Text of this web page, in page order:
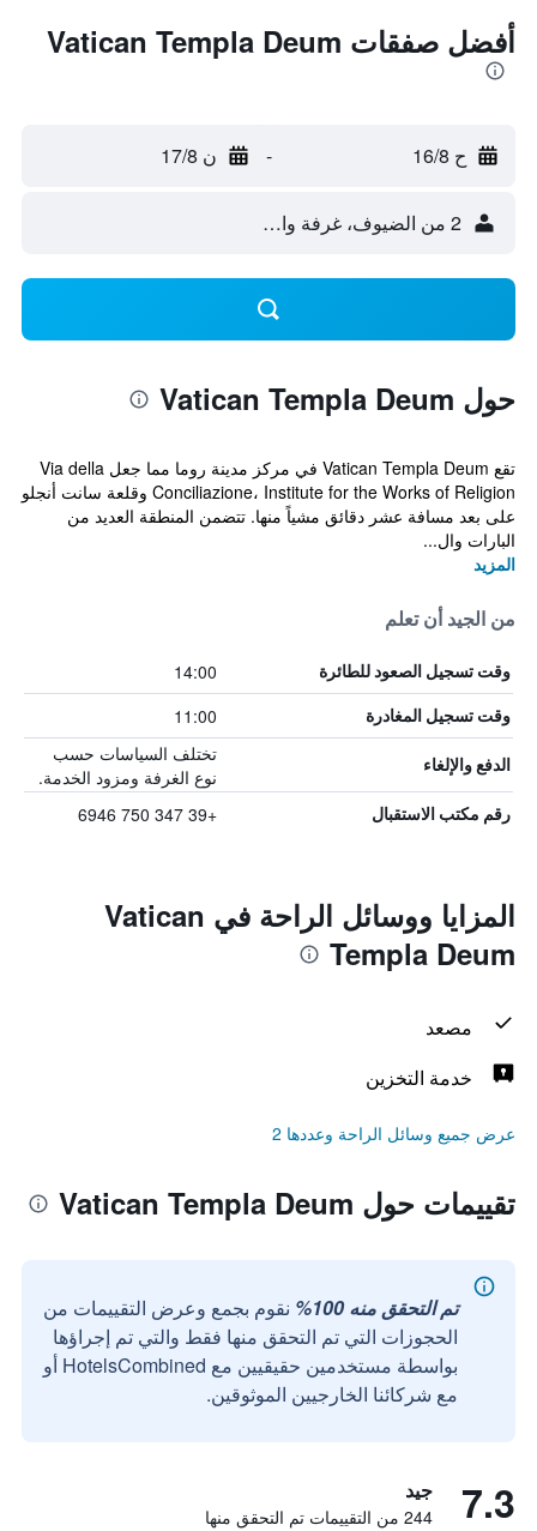
أفضل صفقات Vatican Templa Deum
ح 16/8 - ن 17/8
2 من الضيوف، غرفة واحدة
حول Vatican Templa Deum
تقع Vatican Templa Deum في مركز مدينة روما مما جعل Via della
Conciliazione، Institute for the Works of Religion وقلعة سانت أنجلو
على بعد مسافة عشر دقائق مشياً منها. تتضمن المنطقة العديد من
البارات وال...
المزيد
من الجيد أن تعلم
وقت تسجيل الصعود للطائرة 14:00
وقت تسجيل المغادرة 11:00
الدفع والإلغاء
تختلف السياسات حسب
نوع الغرفة ومزود الخدمة.
رقم مكتب الاستقبال +39 347 750 6946
المزايا ووسائل الراحة في Vatican
Templa Deum
مصعد
خدمة التخزين
عرض جميع وسائل الراحة وعددها 2
تقييمات حول Vatican Templa Deum
تم التحقق منه 100%
نقوم بجمع وعرض التقييمات من
الحجوزات التي تم التحقق منها فقط والتي تم إجراؤها
بواسطة مستخدمين حقيقيين مع HotelsCombined أو
مع شركائنا الخارجيين الموثوقين.
7.3 جيد
244 من التقييمات تم التحقق منها